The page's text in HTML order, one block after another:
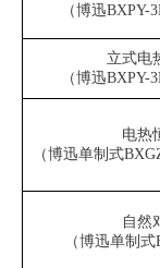
（博迅BXPY-
立式电
（博迅BXPY-
电热
（博迅单制式
自然
（博迅单制式